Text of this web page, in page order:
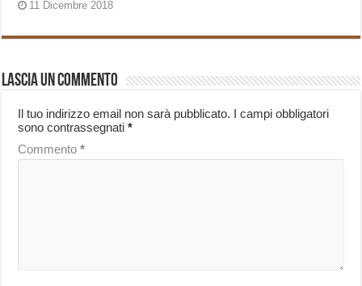
11 Dicembre 2018
Lascia un commento
Il tuo indirizzo email non sarà pubblicato. I campi obbligatori
sono contrassegnati*
Commento*